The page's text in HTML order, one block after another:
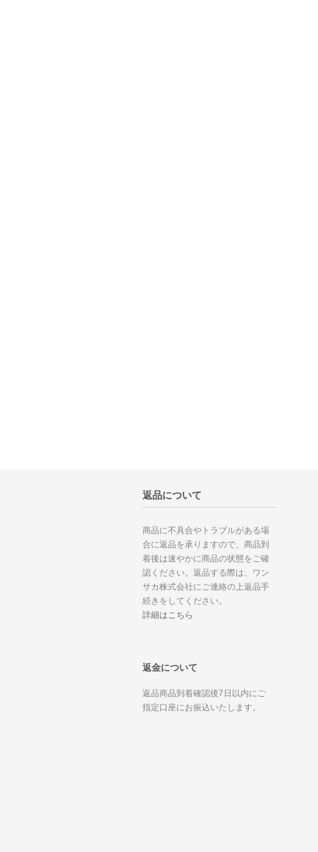
返品について
商品に不具合やトラブルがある場
合に返品を承りますので、商品到
着後は速やかに商品の状態をご確
認ください。返品する際は、ワン
サカ株式会社にご連絡の上返品手
続きをしてください。
詳細はこちら
返金について
返品商品到着確認後7日以内にご
指定口座にお振込いたします。